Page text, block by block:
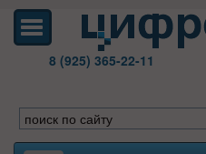
8 (925) 365-22-11